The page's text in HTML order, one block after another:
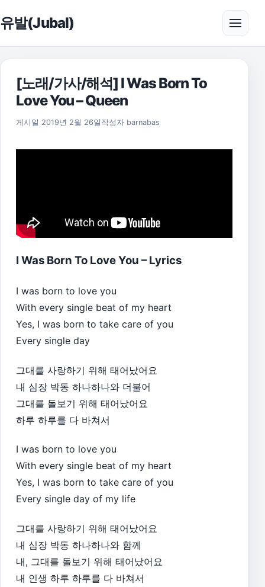
유발(Jubal) 메뉴
[노래/가사/해석] I Was Born To
Love You – Queen
게시일 2019년 2월 26일 2021년 7월 12일
작성자 barnabas
I Was Born To Love You – Lyrics
I was born to love you
With every single beat of my heart
Yes, I was born to take care of you
Every single day
그대를 사랑하기 위해 태어났어요
내 심장 박동 하나하나와 더불어
그대를 돌보기 위해 태어났어요
하루 하루를 다 바쳐서
I was born to love you
With every single beat of my heart
Yes, I was born to take care of you
Every single day of my life
그대를 사랑하기 위해 태어났어요
내 심장 박동 하나하나와 함께
내, 그대를 돌보기 위해 태어났어요
내 인생 하루 하루를 다 바쳐서